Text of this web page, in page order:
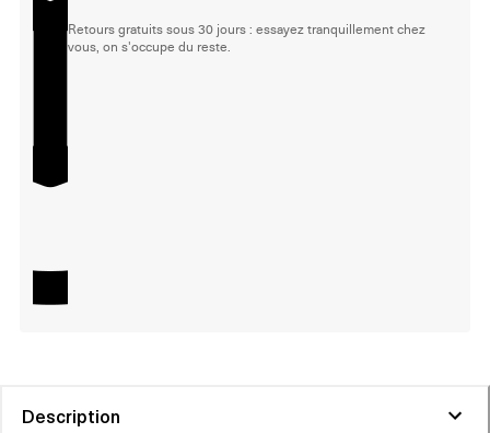
Retours gratuits sous 30 jours : essayez tranquillement chez
vous, on s'occupe du reste.
Description